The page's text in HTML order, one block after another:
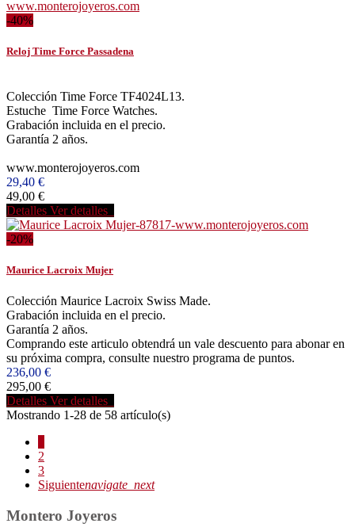
-40%
Reloj Time Force Passadena
Colección Time Force TF4024L13.
Estuche Time Force Watches.
Grabación incluida en el precio.
Garantía 2 años.
www.monterojoyeros.com
29,40 €
49,00 €
Detalles Ver detalles
-20%
Maurice Lacroix Mujer
Colección Maurice Lacroix Swiss Made.
Grabación incluida en el precio.
Garantía 2 años.
Comprando este articulo obtendrá un vale descuento para abonar en
su próxima compra, consulte nuestro programa de puntos.
236,00 €
295,00 €
Detalles Ver detalles
Mostrando 1-28 de 58 artículo(s)
2
3
Siguientenavigate_next
Montero Joyeros